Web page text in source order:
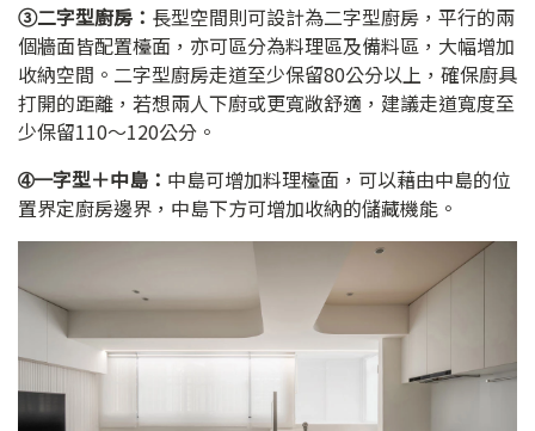
➂二字型廚房： 長型空間則可設計為二字型廚房，平行的兩
個牆面皆配置檯面，亦可區分為料理區及備料區，大幅增加
收納空間。二字型廚房走道至少保留80公分以上，確保廚具
打開的距離，若想兩人下廚或更寬敞舒適，建議走道寬度至
少保留110～120公分。
➃一字型＋中島： 中島可增加料理檯面，可以藉由中島的位
置界定廚房邊界，中島下方可增加收納的儲藏機能。